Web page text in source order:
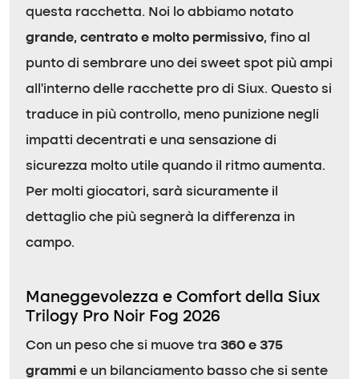
questa racchetta. Noi lo abbiamo notato
grande, centrato e molto permissivo, fino al
punto di sembrare uno dei sweet spot più ampi
all’interno delle racchette pro di Siux. Questo si
traduce in più controllo, meno punizione negli
impatti decentrati e una sensazione di
sicurezza molto utile quando il ritmo aumenta.
Per molti giocatori, sarà sicuramente il
dettaglio che più segnerà la differenza in
campo.
Maneggevolezza e Comfort della Siux
Trilogy Pro Noir Fog 2026
Con un peso che si muove tra 360 e 375
grammi e un bilanciamento basso che si sente